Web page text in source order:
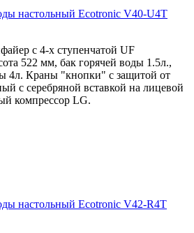
настольный Ecotronic V40-U4T
с 4-х ступенчатой UF
522 мм, бак горячей воды 1.5л.,
4л. Краны "кнопки" с защитой от
с серебряной вставкой на лицевой
компрессор LG.
настольный Ecotronic V42-R4T